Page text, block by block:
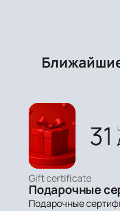
31
Gift certificate
Подарочные
Подарочные